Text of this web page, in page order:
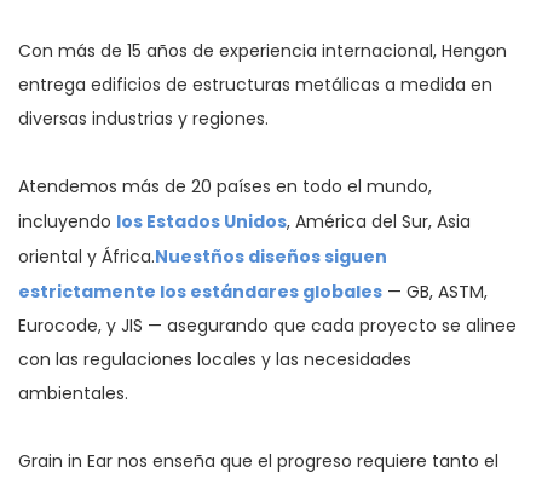
Con más de 15 años de experiencia internacional, Hengon
entrega edificios de estructuras metálicas a medida en
diversas industrias y regiones.
Atendemos más de 20 países en todo el mundo,
incluyendo los Estados Unidos, América del Sur, Asia
oriental y África.Nuestños diseños siguen
estrictamente los estándares globales — GB, ASTM,
Eurocode, y JIS — asegurando que cada proyecto se alinee
con las regulaciones locales y las necesidades
ambientales.
Grain in Ear nos enseña que el progreso requiere tanto el